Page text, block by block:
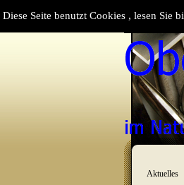
Diese Seite benutzt Cookies , lesen Sie
Aktuelles